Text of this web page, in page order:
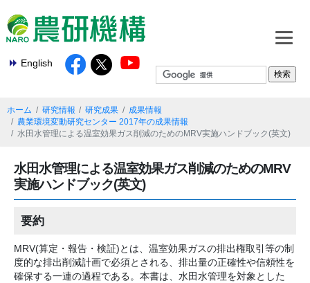
English
ホーム 研究情報 研究成果
成果情報
農業環境変動研究センター 2017年の成果情報
水田水管理による温室効果ガス削減のためのMRV実施ハンドブック(英文)
水田水管理による温室効果ガス削減のためのMRV
実施ハンドブック(英文)
要約
MRV(算定・報告・検証)とは、温室効果ガスの排出権取引等の制
度的な排出削減計画で必須とされる、排出量の正確性や信頼性を
確保する一連の過程である。本書は、水田水管理を対象とした